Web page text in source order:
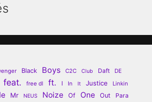
Black Boys C2C Club Daft
DE
feat. free dl ft. I In It Justice Linkin
Mr NEUS Noize Of One Out Para